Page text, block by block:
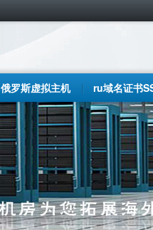
俄罗斯虚拟主机 ru域名证书